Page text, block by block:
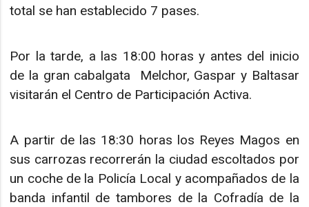
total se han establecido 7 pases.
Por la tarde, a las 18:00 horas y antes del inicio
de la gran cabalgata Melchor, Gaspar y Baltasar
visitarán el Centro de Participación Activa.
A partir de las 18:30 horas los Reyes Magos en
sus carrozas recorrerán la ciudad escoltados por
un coche de la Policía Local y acompañados de la
banda infantil de tambores de la Cofradía de la